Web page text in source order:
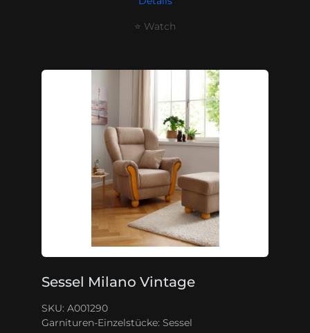
⭐ Watch
Sessel Milano Vintage
SKU: A001290
Garnituren-Einzelstücke: Sessel